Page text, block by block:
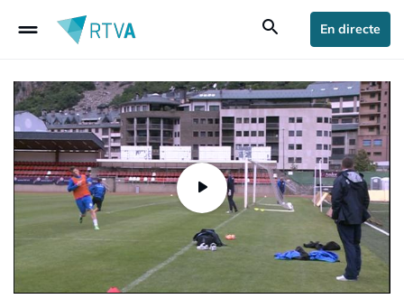
drag_handle search En directe